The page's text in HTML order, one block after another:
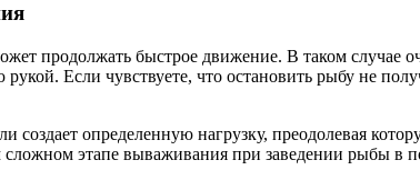
продолжать быстрое движение. В таком случае
Если чувствуете, что остановить рыбу не
определенную нагрузку, преодолевая
этапе вываживания при заведении рыбы в